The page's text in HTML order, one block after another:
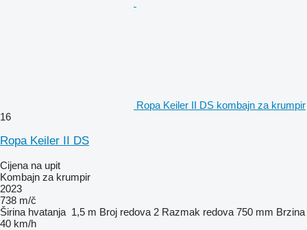
Ropa Keiler II DS kombajn za krumpir
16
Ropa Keiler II DS
Cijena na upit
Kombajn za krumpir
2023
738 m/č
Širina hvatanja 1,5 m Broj redova 2 Razmak redova 750 mm Brzina
40 km/h